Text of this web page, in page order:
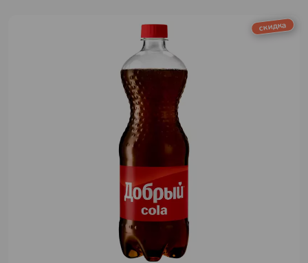
скидка